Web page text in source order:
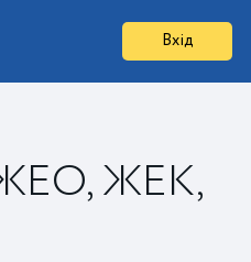
Вхід
ЖЕК,